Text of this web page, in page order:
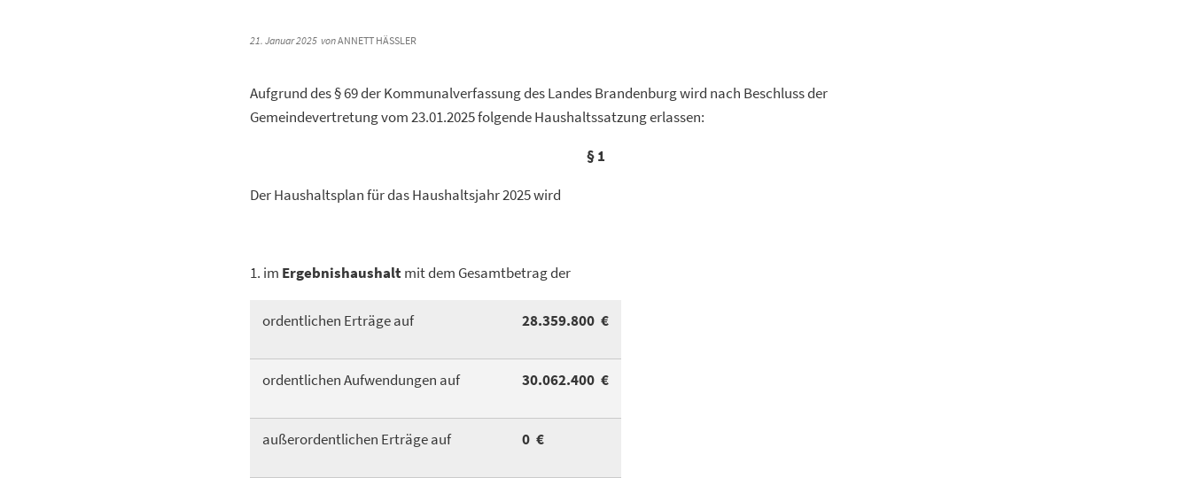
21. Januar 2025 vonANNETT HÄSSLER
Aufgrund des § 69 der Kommunalverfassung des Landes Brandenburg wird nach Beschluss der
Gemeindevertretung vom 23.01.2025 folgende Haushaltssatzung erlassen:
§ 1
Der Haushaltsplan für das Haushaltsjahr 2025 wird
1. im Ergebnishaushalt mit dem Gesamtbetrag der
ordentlichen Erträge auf 28.359.800 €
ordentlichen Aufwendungen auf 30.062.400 €
außerordentlichen Erträge auf 0 €